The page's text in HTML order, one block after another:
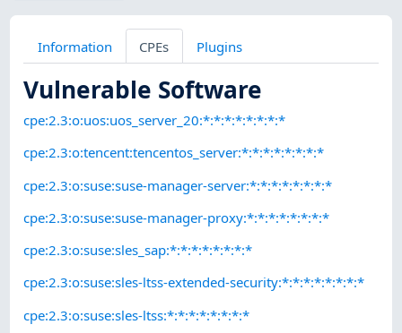
Information CPEs Plugins
Vulnerable Software
cpe:2.3:o:uos:uos_server_20:*:*:*:*:*:*:*:*
cpe:2.3:o:tencent:tencentos_server:*:*:*:*:*:*:*:*
cpe:2.3:o:suse:suse-manager-server:*:*:*:*:*:*:*:*
cpe:2.3:o:suse:suse-manager-proxy:*:*:*:*:*:*:*:*
cpe:2.3:o:suse:sles_sap:*:*:*:*:*:*:*:*
cpe:2.3:o:suse:sles-ltss-extended-security:*:*:*:*:*:*:*:*
cpe:2.3:o:suse:sles-ltss:*:*:*:*:*:*:*:*